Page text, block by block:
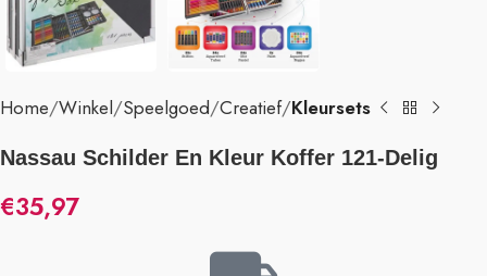
Home Winkel Speelgoed Creatief Kleursets
Nassau Schilder En Kleur Koffer 121-Delig
€35,97